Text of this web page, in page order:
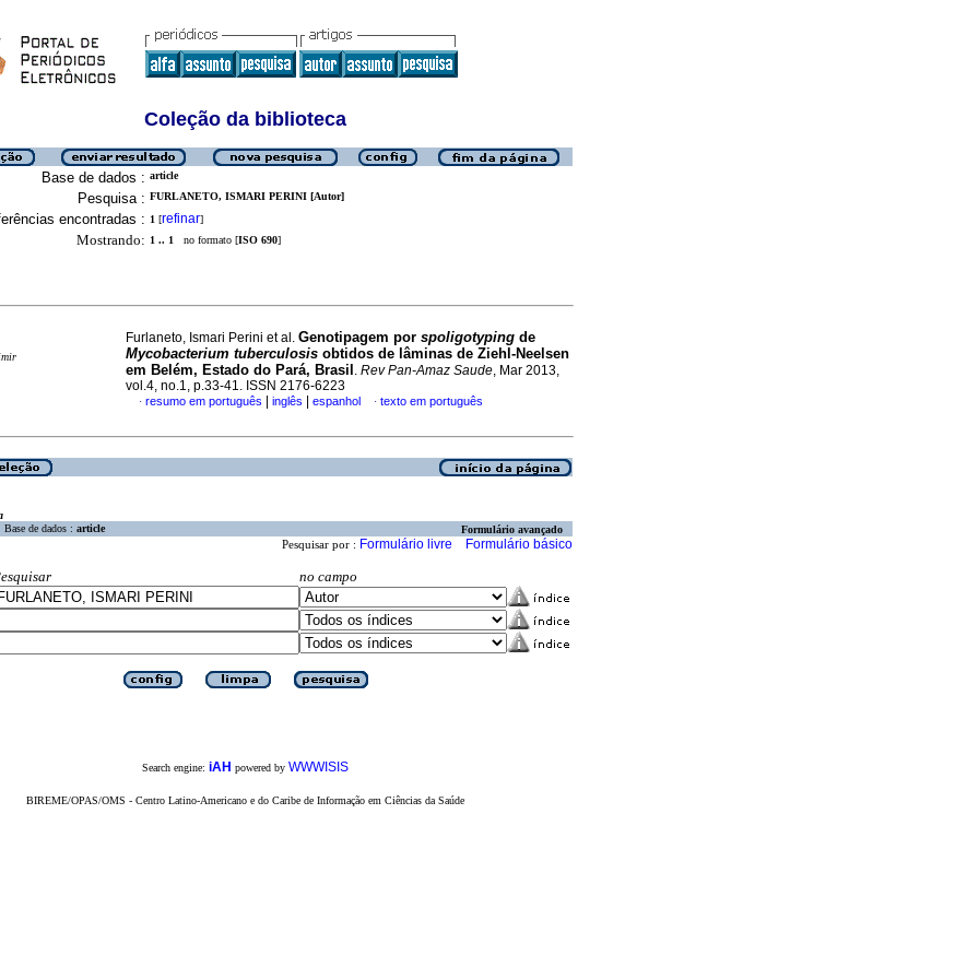
Coleção da biblioteca
Base de dados : article
Pesquisa : FURLANETO, ISMARI PERINI [Autor]
encontradas : 1 [refinar]
Mostrando: 1 .. 1 no formato [ISO 690]
Furlaneto, Ismari Perini et al. Genotipagem por spoligotyping de
Mycobacterium tuberculosis obtidos de lâminas de Ziehl-Neelsen
em Belém, Estado do Pará, Brasil . Rev Pan-Amaz Saude, Mar 2013,
vol.4, no.1, p.33-41. ISSN 2176-6223
· resumo em português inglês espanhol · texto em português
Base de dados : article Formulário avançado
Pesquisar por : Formulário livre Formulário básico
no campo
Search engine: iAH powered by WWWISIS
BIREME/OPAS/OMS - Centro Latino-Americano e do Caribe de Informação em Ciências da Saúde